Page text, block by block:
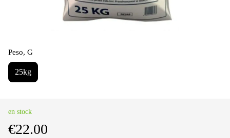
Peso, G
25kg
en stock
€22.00